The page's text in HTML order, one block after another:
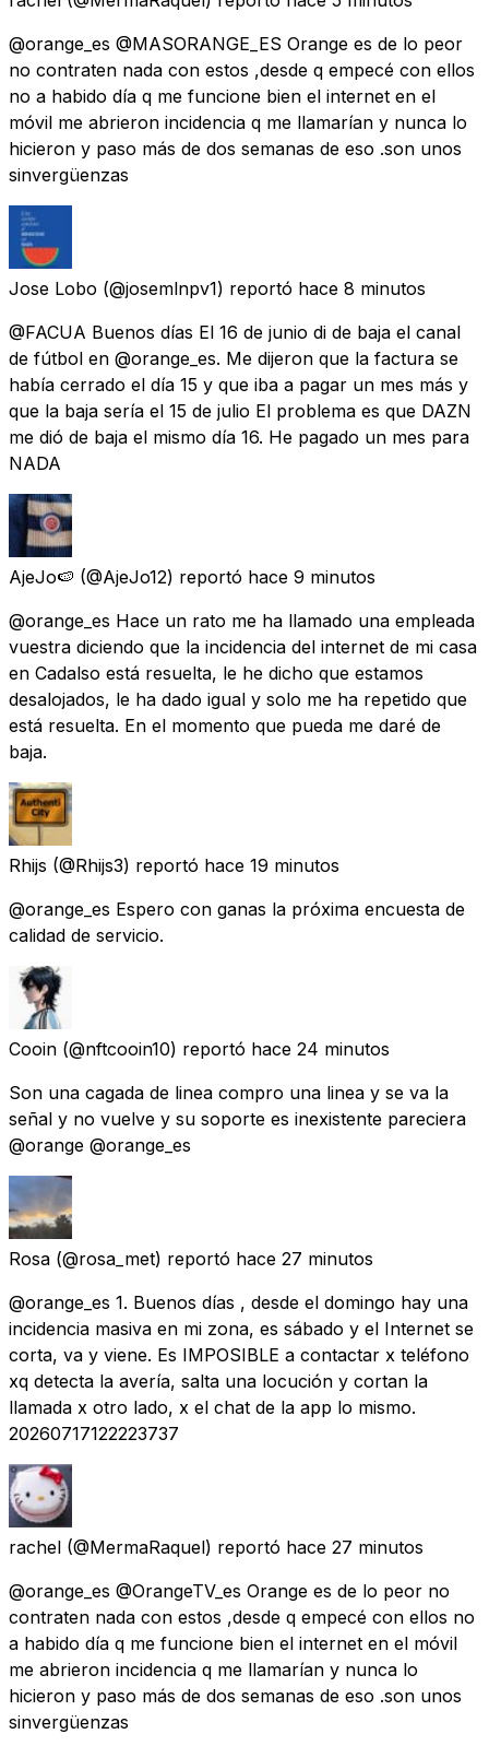
@orange_es @MASORANGE_ES Orange es de lo peor
no contraten nada con estos ,desde q empecé con ellos
no a habido día q me funcione bien el internet en el
móvil me abrieron incidencia q me llamarían y nunca lo
hicieron y paso más de dos semanas de eso .son unos
sinvergüenzas
Jose Lobo (@josemlnpv1) reportó hace 8 minutos
@FACUA Buenos días El 16 de junio di de baja el canal
de fútbol en @orange_es. Me dijeron que la factura se
había cerrado el día 15 y que iba a pagar un mes más y
que la baja sería el 15 de julio El problema es que DAZN
me dió de baja el mismo día 16. He pagado un mes para
NADA
AjeJo🍉 (@AjeJo12) reportó hace 9 minutos
@orange_es Hace un rato me ha llamado una empleada
vuestra diciendo que la incidencia del internet de mi casa
en Cadalso está resuelta, le he dicho que estamos
desalojados, le ha dado igual y solo me ha repetido que
está resuelta. En el momento que pueda me daré de
baja.
Rhijs (@Rhijs3) reportó hace 19 minutos
@orange_es Espero con ganas la próxima encuesta de
calidad de servicio.
Cooin (@nftcooin10) reportó hace 24 minutos
Son una cagada de linea compro una linea y se va la
señal y no vuelve y su soporte es inexistente pareciera
@orange @orange_es
Rosa (@rosa_met) reportó hace 27 minutos
@orange_es 1. Buenos días , desde el domingo hay una
incidencia masiva en mi zona, es sábado y el Internet se
corta, va y viene. Es IMPOSIBLE a contactar x teléfono
xq detecta la avería, salta una locución y cortan la
llamada x otro lado, x el chat de la app lo mismo.
20260717122223737
rachel (@MermaRaquel) reportó hace 27 minutos
@orange_es @OrangeTV_es Orange es de lo peor no
contraten nada con estos ,desde q empecé con ellos no
a habido día q me funcione bien el internet en el móvil
me abrieron incidencia q me llamarían y nunca lo
hicieron y paso más de dos semanas de eso .son unos
sinvergüenzas